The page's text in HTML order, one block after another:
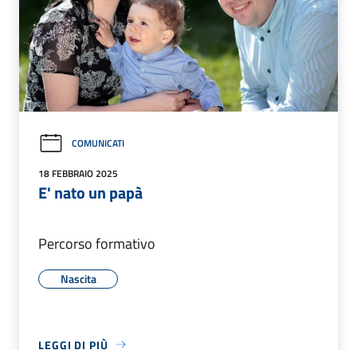
COMUNICATI
18 FEBBRAIO 2025
E' nato un papà
Percorso formativo
Nascita
LEGGI DI PIÙ